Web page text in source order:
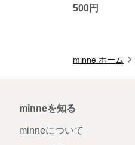
500円
minne ホーム
minneを知る
minneについて